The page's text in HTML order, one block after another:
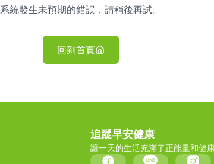
系統發生未預期的錯誤，請稍後再試。
回到首頁
追蹤早安健康
讓一天的生活充滿了正能量和健